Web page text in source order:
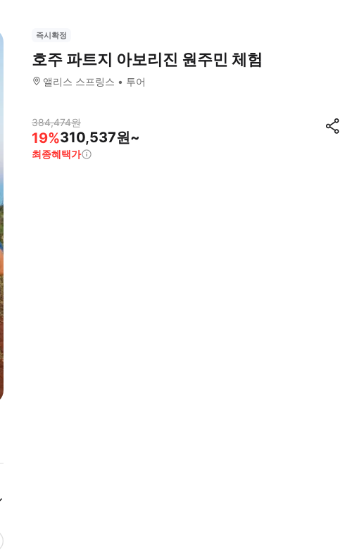
즉시확정
호주 파트지 아보리진 원주민 체험
앨리스 스프링스 투어
384,474원
19%310,537원~
최종혜택가